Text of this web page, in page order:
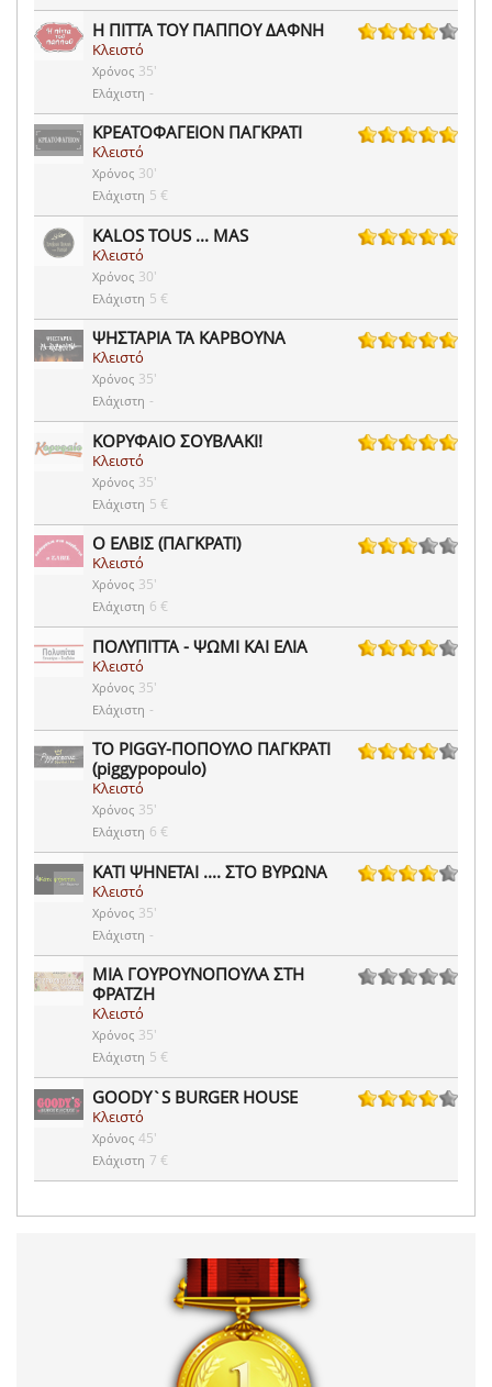
Η ΠΙΤΤΑ ΤΟΥ ΠΑΠΠΟΥ ΔΑΦΝΗ
Κλειστό
Χρόνος 35'
Ελάχιστη -
ΚΡΕΑΤΟΦΑΓΕΙΟΝ ΠΑΓΚΡΑΤΙ
Κλειστό
Χρόνος 30'
Ελάχιστη 5 €
KALOS TOUS ... MAS
Κλειστό
Χρόνος 30'
Ελάχιστη 5 €
ΨΗΣΤΑΡΙΑ ΤΑ ΚΑΡΒΟΥΝΑ
Κλειστό
Χρόνος 35'
Ελάχιστη -
ΚΟΡΥΦΑΙΟ ΣΟΥΒΛΑΚΙ!
Κλειστό
Χρόνος 35'
Ελάχιστη 5 €
Ο ΕΛΒΙΣ (ΠΑΓΚΡΑΤΙ)
Κλειστό
Χρόνος 35'
Ελάχιστη 6 €
ΠΟΛΥΠΙΤΤΑ - ΨΩΜΙ ΚΑΙ ΕΛΙΑ
Κλειστό
Χρόνος 35'
Ελάχιστη -
ΤΟ PIGGY-ΠΟΠΟΥΛΟ ΠΑΓΚΡΑΤΙ
(piggypopoulo)
Κλειστό
Χρόνος 35'
Ελάχιστη 6 €
ΚΑΤΙ ΨΗΝΕΤΑΙ .... ΣΤΟ ΒΥΡΩΝΑ
Κλειστό
Χρόνος 35'
Ελάχιστη -
ΜΙΑ ΓΟΥΡΟΥΝΟΠΟΥΛΑ ΣΤΗ
ΦΡΑΤΖΗ
Κλειστό
Χρόνος 35'
Ελάχιστη 5 €
GOODY`S BURGER HOUSE
Κλειστό
Χρόνος 45'
Ελάχιστη 7 €